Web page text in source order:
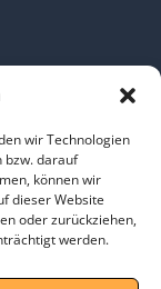
wir Technologien
bzw. darauf
können wir
dieser Website
oder zurückziehen,
werden.